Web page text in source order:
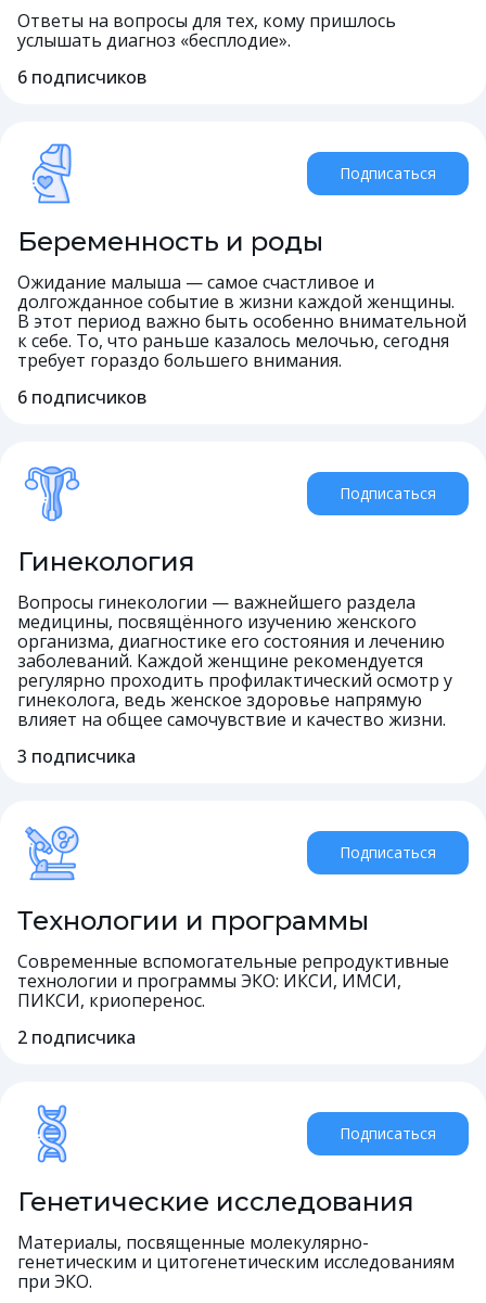
Ответы на вопросы для тех, кому пришлось
услышать диагноз «бесплодие».
6 подписчиков
Беременность и роды
Ожидание малыша — самое счастливое и
долгожданное событие в жизни каждой женщины.
В этот период важно быть особенно внимательной
к себе. То, что раньше казалось мелочью, сегодня
требует гораздо большего внимания.
6 подписчиков
Подписаться
Гинекология
Вопросы гинекологии — важнейшего раздела
медицины, посвящённого изучению женского
организма, диагностике его состояния и лечению
заболеваний. Каждой женщине рекомендуется
регулярно проходить профилактический осмотр у
гинеколога, ведь женское здоровье напрямую
влияет на общее самочувствие и качество жизни.
3 подписчика
Подписаться
Технологии и программы
Современные вспомогательные репродуктивные
технологии и программы ЭКО: ИКСИ, ИМСИ,
ПИКСИ, криоперенос.
2 подписчика
Подписаться
Генетические исследования
Материалы, посвященные молекулярно-
генетическим и цитогенетическим исследованиям
при ЭКО.
Подписаться